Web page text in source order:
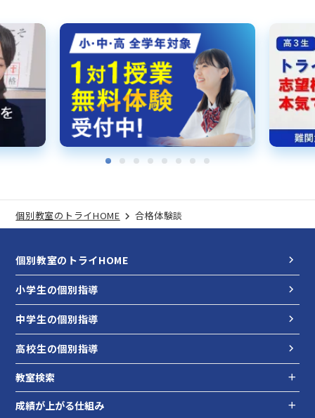
個別教室のトライHOME 合格体験談
個別教室のトライHOME
小学生の個別指導
中学生の個別指導
高校生の個別指導
教室検索
成績が上がる仕組み